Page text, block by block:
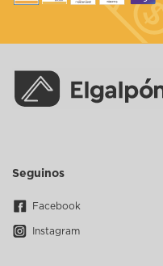
Seguinos
Facebook
Instagram